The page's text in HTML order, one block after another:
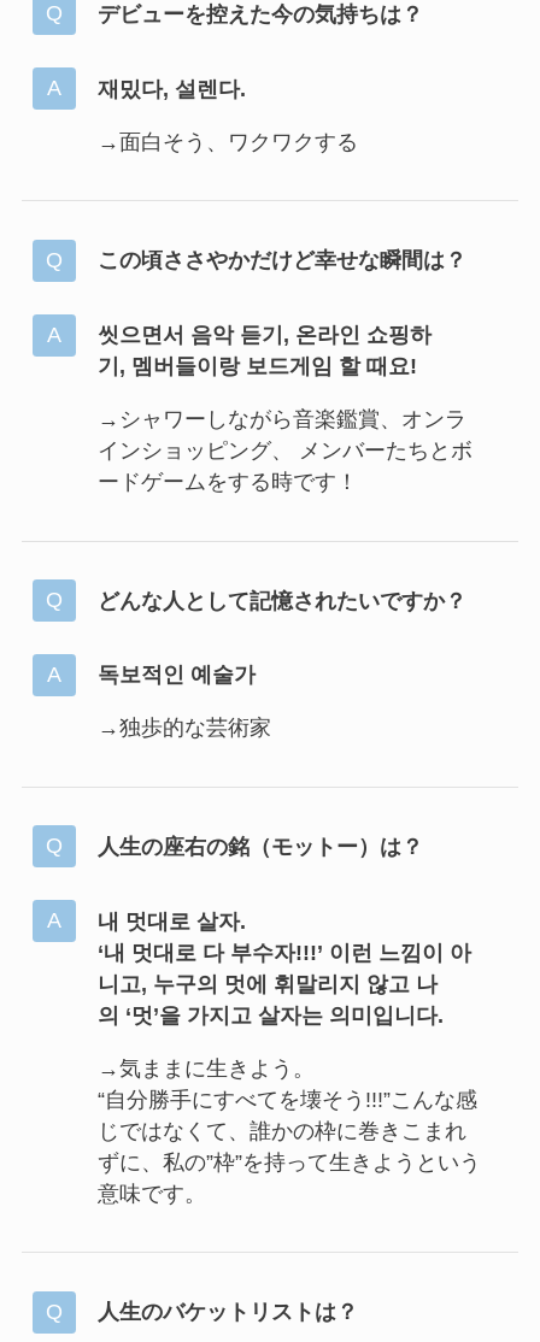
デビューを控えた今の気持ちは？
재밌다, 설렌다.
→面白そう、ワクワクする
この頃ささやかだけど幸せな瞬間は？
씻으면서 음악 듣기, 온라인 쇼핑하
기, 멤버들이랑 보드게임 할 때요!
→シャワーしながら音楽鑑賞、オンラ
インショッピング、 メンバーたちとボ
ードゲームをする時です！
どんな人として記憶されたいですか？
독보적인 예술가
→独歩的な芸術家
人生の座右の銘（モットー）は？
내 멋대로 살자.
‘내 멋대로 다 부수자!!!’ 이런 느낌이 아
니고, 누구의 멋에 휘말리지 않고 나
의 ‘멋’을 가지고 살자는 의미입니다.
→気ままに生きよう。
“自分勝手にすべてを壊そう!!!”こんな感
じではなくて、誰かの枠に巻きこまれ
ずに、私の”枠”を持って生きようという
意味です。
人生のバケットリストは？